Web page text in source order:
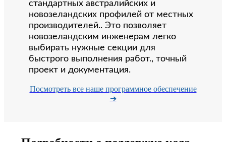
стандартных австралийских и
новозеландских профилей от местных
производителей.. Это позволяет
новозеландским инженерам легко
выбирать нужные секции для
быстрого выполнения работ., точный
проект и документация.
Посмотреть все наше программное обеспечение
➔